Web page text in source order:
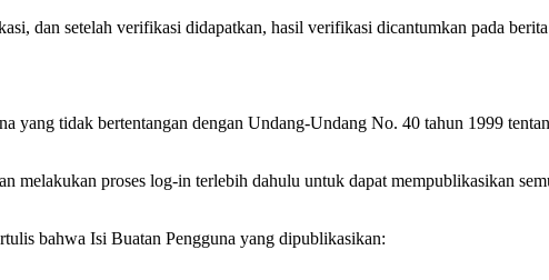
dan setelah verifikasi didapatkan, hasil verifikasi dicantumkan pada
yang tidak bertentangan dengan Undang-Undang No. 40 tahun 1999
melakukan proses log-in terlebih dahulu untuk dapat mempublikasikan
bahwa Isi Buatan Pengguna yang dipublikasikan: